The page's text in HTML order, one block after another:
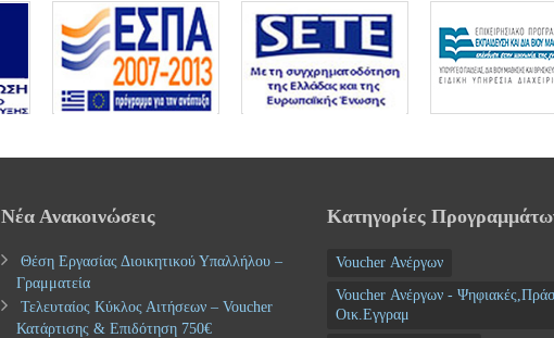
Νέα Ανακοινώσεις
Θέση Εργασίας Διοικητικού Υπαλλήλου –
Γραμματεία
Τελευταίος Κύκλος Αιτήσεων – Voucher
Κατάρτισης & Επιδότηση 750€
Κατηγορίες
Voucher Ανέργων
Voucher Ανέργων -
Οικ.Εγγραμ